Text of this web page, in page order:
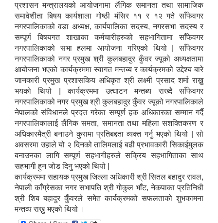
प्रशासन मन्त्रालयको आयोजनामा लैंगिक समानता तथा सामाजिक
समावेशीता बिषय कार्यशाला गोष्ठी मंसिर ११ र १२ गते साँफेवगर
नगरपालिकाको वडा अध्यक्ष, कार्यपालिका सदस्य, नगरसभा सदस्य र
सम्पूर्ण बिषयगत शाखाका कर्मचारीहरुको सहभागितामा साँफेवगर
नगरपालिकाको सभा हलमा आयोजना गरिएको थियो | साँफेवगर
नगरपालिकाको नगर प्रमुख श्री कुलबहादुर कुँवर ज्यूको अध्यक्षतामा
आयोजना भएको कार्यक्रममा स्वागत मन्तब्य र कार्यक्रमको उद्देश्य बारे
जानकारी प्रमुख प्रशासकिय अधिकृत श्री लक्ष्मी प्रसाद शर्मा राख्नु
भयको थियो | कार्यक्रममा उत्घाटन मन्तब्य राख्दै साँफेवगर
नगरपालिकाको नगर प्रमुख श्री कुलबहादुर कुँवर ज्यूको नगरपालिकाले
नेपालको संविधानले प्रदत्त गरेका सम्पूर्ण हक अधिकारका सम्मान गर्दै
नगरपालिकालाई लैंगिक समता, समानता तथा महिला सशक्तिकरण र
अधिकारमैत्री बनाउने कुरामा प्रतिबद्दता व्यक्त गर्नु भएको थियो | सो
अवसरमा उहाले यो २ दिनको तालिमलाई बढी प्रभावकारी सिकाईमुलक
बनाउनका लागि सम्पूर्ण सहभागीहरुले सक्रिय सहभागिताका साथ
सहभागी हुन जोड दिनु भएको थियो |
कार्यक्रममा सहायक प्रमुख जिल्ला अधिकारी श्री सितल बहादुर रावल,
नेपाली काँग्रेसका नगर सभापति श्री गोकुल भाँट, नेकपाका प्रतिनिधी
श्री शिब बहादुर कुँवरले समेत कार्यक्रमको सफलताको शुभकामना
मन्तव्य राख्नु भएको थियो ।